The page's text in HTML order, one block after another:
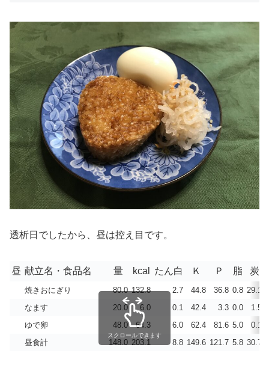
透析日でしたから、昼は控え目です。
昼 献立名・食品名 量 kcal たん白 Ｋ Ｐ 脂 炭
焼きおにぎり 80.0 132.8 2.7 44.8 36.8 0.8 29.1
なます
20.0 6.0 0.1 42.4 3.3 0.0 1.5
ゆで卵
48.0 64.3 6.0 62.4 81.6 5.0 0.1
昼食計
148.0 203.1 8.8 149.6 121.7 5.8 30.7
スクロールできます